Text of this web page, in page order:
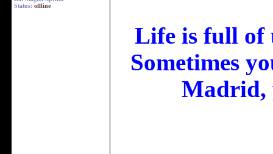
Status: offline
Life is full of
Sometimes
Madrid,